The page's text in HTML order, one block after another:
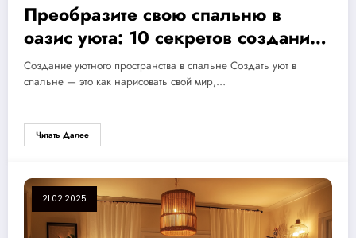
Преобразите свою спальню в
оазис уюта: 10 секретов создания
идеального комфорта и
спокойствия
Создание уютного пространства в спальне Создать уют в
спальне — это как нарисовать свой мир,…
Читать Далее
21.02.2025